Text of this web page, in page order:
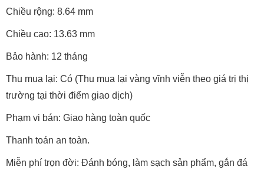
Chiều rộng: 8.64 mm
Chiều cao: 13.63 mm
Bảo hành: 12 tháng
Thu mua lại: Có (Thu mua lại vàng vĩnh viễn theo giá trị thị
trường tại thời điểm giao dịch)
Phạm vi bán: Giao hàng toàn quốc
Thanh toán an toàn.
Miễn phí trọn đời: Đánh bóng, làm sạch sản phẩm, gắn đá